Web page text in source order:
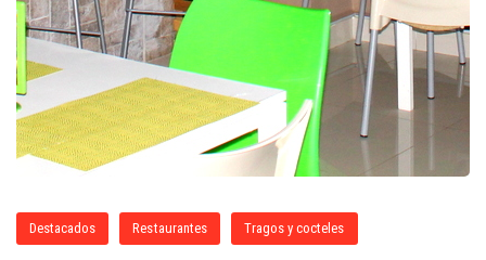
Destacados Restaurantes Tragos y cocteles